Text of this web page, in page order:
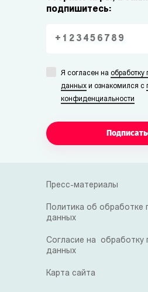
подпишитесь:
Я согласен на обработку
данных и ознакомился с
конфиденциальности
Пресс-материалы
Политика об обработке
данных
Согласие на обработку
данных
Карта сайта